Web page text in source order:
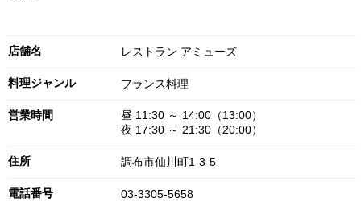
店舗名 レストラン アミューズ
料理ジャンル フランス料理
営業時間
昼 11:30 ～ 14:00（13:00）
夜 17:30 ～ 21:30（20:00）
住所 調布市仙川町1-3-5
電話番号 03-3305-5658